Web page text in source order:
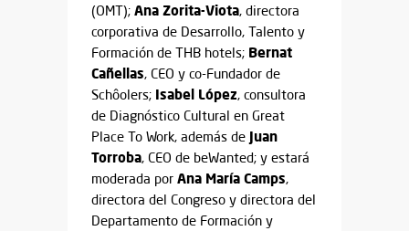
(OMT); Ana Zorita-Viota, directora
corporativa de Desarrollo, Talento y
Formación de THB hotels; Bernat
Cañellas, CEO y co-Fundador de
Schôolers; Isabel López, consultora
de Diagnóstico Cultural en Great
Place To Work, además de Juan
Torroba, CEO de beWanted; y estará
moderada por Ana María Camps,
directora del Congreso y directora del
Departamento de Formación y